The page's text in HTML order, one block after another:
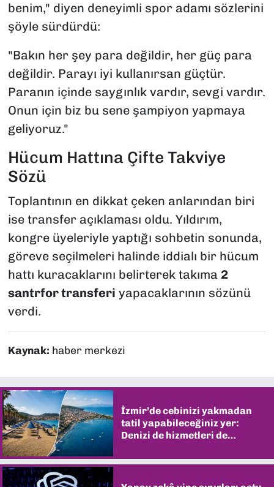
benim," diyen deneyimli spor adamı sözlerini
şöyle sürdürdü:
"Bakın her şey para değildir, her güç para
değildir. Parayı iyi kullanırsan güçtür.
Paranın içinde saygınlık vardır, sevgi vardır.
Onun için biz bu sene şampiyon yapmaya
geliyoruz."
Hücum Hattına Çifte Takviye
Sözü
Toplantının en dikkat çeken anlarından biri
ise transfer açıklaması oldu. Yıldırım,
kongre üyeleriyle yaptığı sohbetin sonunda,
göreve seçilmeleri halinde iddialı bir hücum
hattı kuracaklarını belirterek takıma 2
santrfor transferi yapacaklarının sözünü
verdi.
Kaynak: haber merkezi
İzmir’de cebinizi yakmadan
tatil yapabileceğiniz yer:
Denizi de hizmetleri de